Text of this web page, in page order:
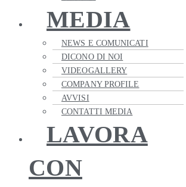
MEDIA
NEWS E COMUNICATI
DICONO DI NOI
VIDEOGALLERY
COMPANY PROFILE
AVVISI
CONTATTI MEDIA
LAVORA
CON